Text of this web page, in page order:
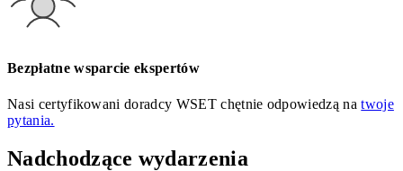
Bezpłatne wsparcie ekspertów
Nasi certyfikowani doradcy WSET chętnie odpowiedzą natwoje
pytania.
Nadchodzące wydarzenia